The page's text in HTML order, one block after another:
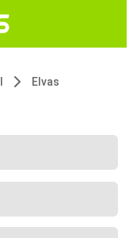
Elvas